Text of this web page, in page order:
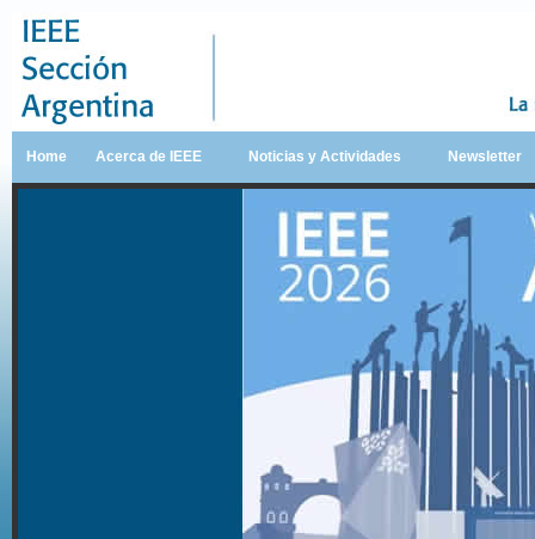
Home Acerca de IEEE Noticias y Actividades Newsletter